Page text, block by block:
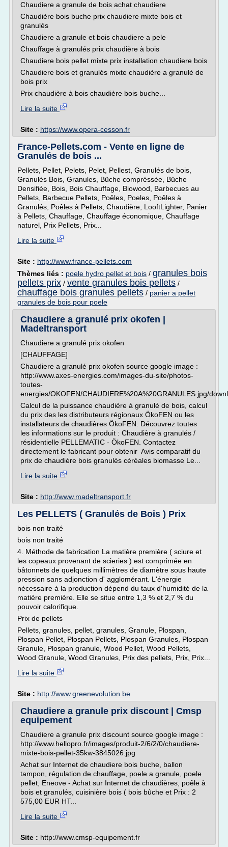
Chaudiere a granule de bois achat chaudiere
Chaudière bois buche prix chaudiere mixte bois et
granulés
Chaudiere a granule et bois chaudiere a pele
Chauffage à granulés prix chaudière à bois
Chaudiere bois pellet mixte prix installation chaudiere bois
Chaudiere bois et granulés mixte chaudière a granulé de
bois prix
Prix chaudière à bois chaudière bois buche...
Lire la suite
Site : https://www.opera-cesson.fr
France-Pellets.com - Vente en ligne de
Granulés de bois ...
Pellets, Pellet, Pelets, Pelet, Pellest, Granulés de bois,
Granulés Bois, Granules, Bûche compréssée, Bûche
Densifiée, Bois, Bois Chauffage, Biowood, Barbecues au
Pellets, Barbecue Pellets, Poêles, Poeles, Poêles à
Granulés, Poêles à Pellets, Chaudière, LooftLighter, Panier
à Pellets, Chauffage, Chauffage économique, Chauffage
naturel, Prix Pellets, Prix...
Lire la suite
Site : http://www.france-pellets.com
Thèmes liés : poele hydro pellet et bois / granules bois
pellets prix / vente granules bois pellets /
chauffage bois granules pellets / panier a pellet
granules de bois pour poele
Chaudiere a granulé prix okofen |
Madeltransport
Chaudiere a granulé prix okofen
[CHAUFFAGE]
Chaudiere a granulé prix okofen source google image :
http://www.axes-energies.com/images-du-site/photos-
toutes-
energies/OKOFEN/CHAUDIERE%20A%20GRANULES.jpg/
Calcul de la puissance chaudière à granulé de bois, calcul
du prix des les distributeurs régionaux ÖkoFEN ou les
installateurs de chaudières ÖkoFEN. Découvrez toutes
les informations sur le produit : Chaudière à granulés /
résidentielle PELLEMATIC - ÖkoFEN. Contactez
directement le fabricant pour obtenir Avis comparatif du
prix de chaudière bois granulés céréales biomasse Le...
Lire la suite
Site : http://www.madeltransport.fr
Les PELLETS ( Granulés de Bois ) Prix
bois non traité
bois non traité
4. Méthode de fabrication La matière première ( sciure et
les copeaux provenant de scieries ) est comprimée en
bâtonnets de quelques millimètres de diamètre sous haute
pression sans adjonction d' agglomérant. L'énergie
nécessaire à la production dépend du taux d'humidité de la
matière première. Elle se situe entre 1,3 % et 2,7 % du
pouvoir calorifique.
Prix de pellets
Pellets, granules, pellet, granules, Granule, Plospan,
Plospan Pellet, Plospan Pellets, Plospan Granules, Plospan
Granule, Plospan granule, Wood Pellet, Wood Pellets,
Wood Granule, Wood Granules, Prix des pellets, Prix, Prix...
Lire la suite
Site : http://www.greenevolution.be
Chaudiere a granule prix discount | Cmsp
equipement
Chaudiere a granule prix discount source google image :
http://www.hellopro.fr/images/produit-2/6/2/0/chaudiere-
mixte-bois-pellet-35kw-3845026.jpg
Achat sur Internet de chaudiere bois buche, ballon
tampon, régulation de chauffage, poele a granule, poele
pellet, Eneove - Achat sur Internet de chaudières, poêle à
bois et granulés, cuisinière bois ( bois bûche et Prix : 2
575,00 EUR HT...
Lire la suite
Site : http://www.cmsp-equipement.fr